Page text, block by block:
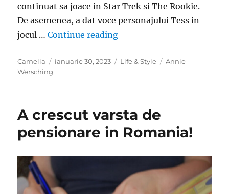
continuat sa joace in Star Trek si The Rookie.
De asemenea, a dat voce personajului Tess in
jocul …Continue reading„Doliu in cinematografia
Author
Camelia
Posted
ianuarie 30, 2023 Categories
Life & Style Tags
Annie
Wersching
A crescut varsta de
pensionare in Romania!